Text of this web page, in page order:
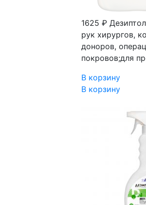
1625 ₽
рук хирургов,
доноров,
покровов;для
В корзину
В корзину